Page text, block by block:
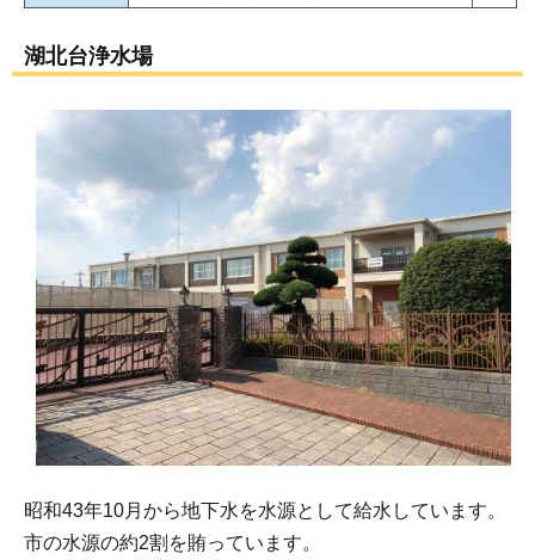
湖北台浄水場
昭和43年10月から地下水を水源として給水しています。
市の水源の約2割を賄っています。